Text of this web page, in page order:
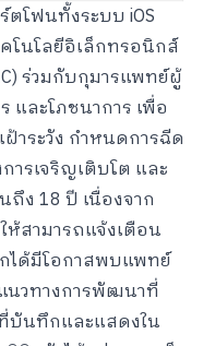
โฟนทั้งระบบ iOS
โนโลยีอิเล็กทรอนิกส์
ร่วมกับกุมารแพทย์ผู้
ละโภชนาการ เพื่อ
าระวัง กำหนดการฉีด
รเจริญเติบโต และ
ง 18 ปี เนื่องจาก
ห้สามารถแจ้งเตือน
ได้มีโอกาสพบแพทย์
นวทางการพัฒนาที่
บันทึกและแสดงใน